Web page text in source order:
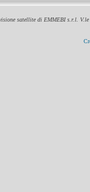
satellite di EMMEBI s.r.l.